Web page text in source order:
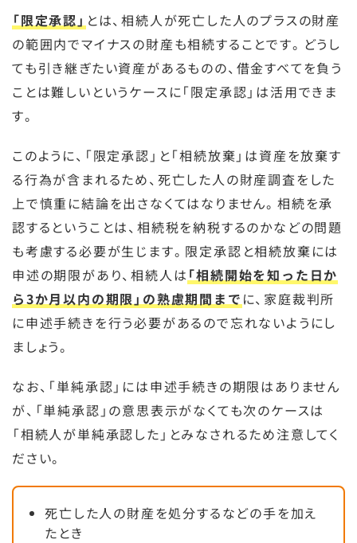
「限定承認」 とは、相続人が死亡した人のプラスの財産
の範囲内でマイナスの財産も相続することです。どうし
ても引き継ぎたい資産があるものの、借金すべてを負う
ことは難しいというケースに「限定承認」は活用できま
す。
このように、「限定承認」と「相続放棄」は資産を放棄す
る行為が含まれるため、死亡した人の財産調査をした
上で慎重に結論を出さなくてはなりません。相続を承
認するということは、相続税を納税するのかなどの問題
も考慮する必要が生じます。限定承認と相続放棄には
申述の期限があり、相続人は 「相続開始を知った日か
ら3か月以内の期限」の熟慮期間まで に、家庭裁判所
に申述手続きを行う必要があるので忘れないようにし
ましょう。
なお、「単純承認」には申述手続きの期限はありません
が、「単純承認」の意思表示がなくても次のケースは
「相続人が単純承認した」とみなされるため注意してく
ださい。
死亡した人の財産を処分するなどの手を加え
たとき